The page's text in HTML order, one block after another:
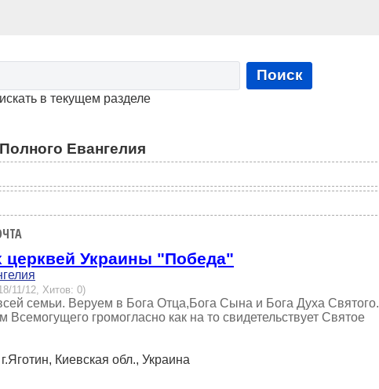
Поиск
в текущем разделе
Евангелия
церквей Украины "Победа"
11/12, Хитов: 0)
семьи. Веруем в Бога Отца,Бога Сына и Бога Духа Святого.
громогласно как на то свидетельствует Святое
Киевская обл., Украина